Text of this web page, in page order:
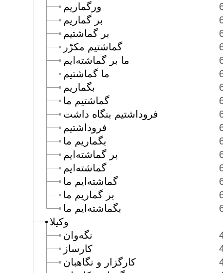
وكيلا
ورگماريم
بر گماريم
بر گماشتيم
گماشتيم مكرّر
ما بر گماشته‌ايم
ما گماشتيم
بگماريم
گماشتيم ما
فروداشتيم بنگاه داشت
فروداشتيم
بگماريم ما
بر گماشته‌ايم
گماشته‌ايم
گماشته‌ايم ما
بر گماريم ما
بگماشته‌ايم ما
نگه‌وان
كارساز
كارگزار و نگاهبان